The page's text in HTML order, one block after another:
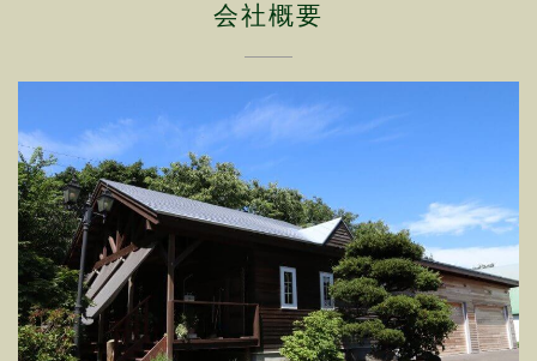
会社概要